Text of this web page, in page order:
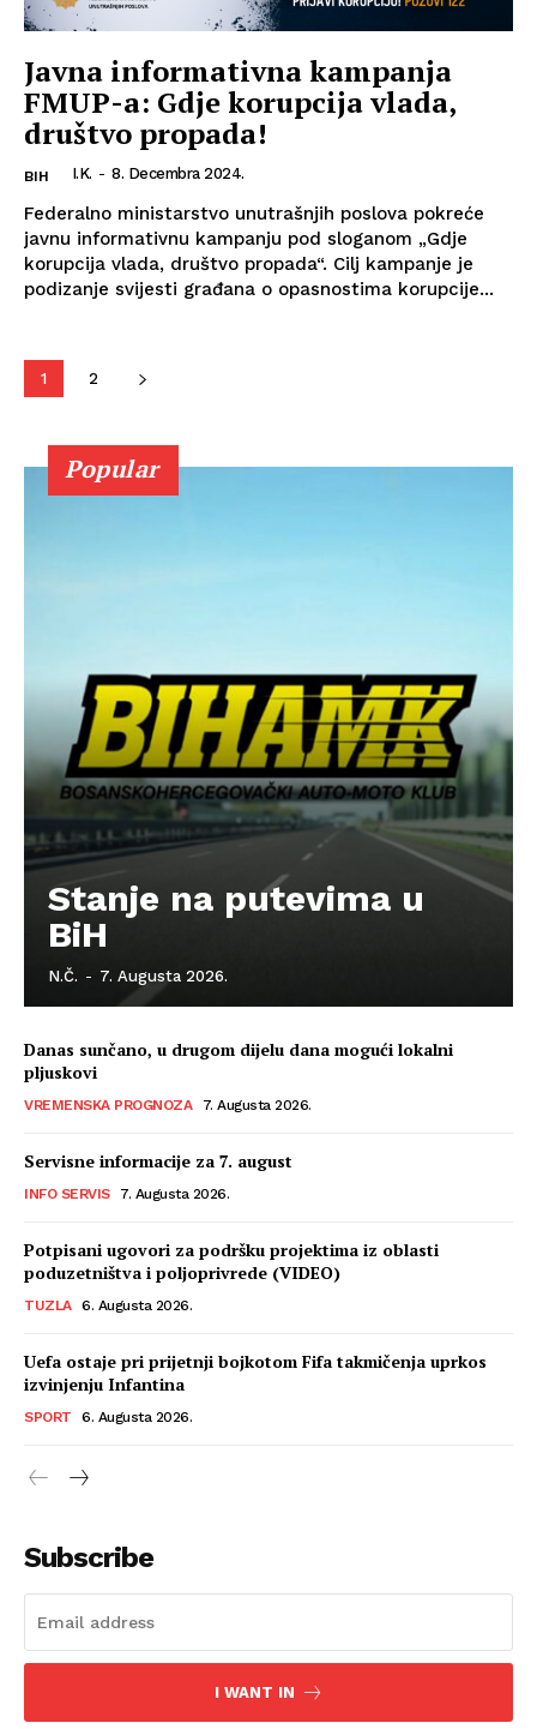
Info
Javna informativna kampanja
FMUP-a: Gdje korupcija vlada,
društvo propada!
BIH I.K. - 8. Decembra 2024.
Federalno ministarstvo unutrašnjih poslova pokreće
javnu informativnu kampanju pod sloganom „Gdje
korupcija vlada, društvo propada“. Cilj kampanje je
podizanje svijesti građana o opasnostima korupcije...
1 2
Popular
Stanje na putevima u
BiH
N.Č. - 7. Augusta 2026.
Danas sunčano, u drugom dijelu dana mogući lokalni
pljuskovi
VREMENSKA PROGNOZA 7. Augusta 2026.
Servisne informacije za 7. august
INFO SERVIS 7. Augusta 2026.
Potpisani ugovori za podršku projektima iz oblasti
poduzetništva i poljoprivrede (VIDEO)
TUZLA 6. Augusta 2026.
Uefa ostaje pri prijetnji bojkotom Fifa takmičenja uprkos
izvinjenju Infantina
SPORT 6. Augusta 2026.
Subscribe
I WANT IN